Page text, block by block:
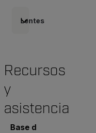
Lentes
Recursos
y
asistencia
Base de conocimientos